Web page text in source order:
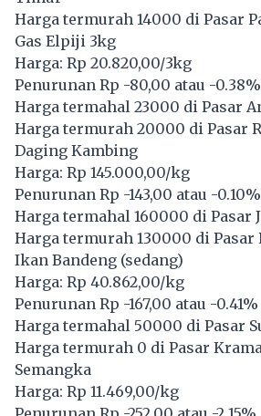
Harga termurah 14000 di Pasar
Gas Elpiji 3kg
Harga: Rp 20.820,00/3kg
Penurunan Rp -80,00 atau -0.38%
Harga termahal 23000 di Pasar
Harga termurah 20000 di Pasar
Daging Kambing
Harga: Rp 145.000,00/kg
Penurunan Rp -143,00 atau -0.10%
Harga termahal 160000 di Pasar
Harga termurah 130000 di Pasar
Ikan Bandeng (sedang)
Harga: Rp 40.862,00/kg
Penurunan Rp -167,00 atau -0.41%
Harga termahal 50000 di Pasar
Harga termurah 0 di Pasar
Semangka
Harga: Rp 11.469,00/kg